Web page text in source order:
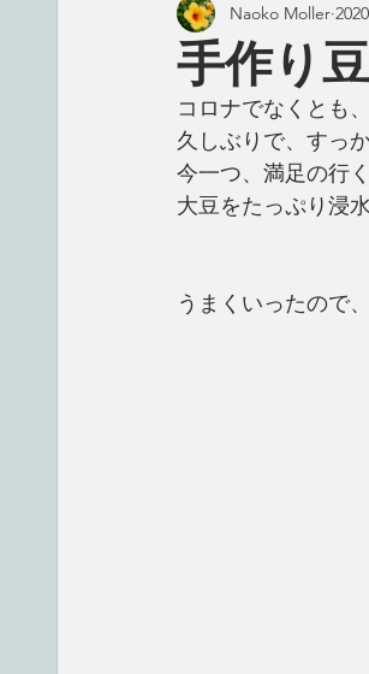
つぶやき 精進
おかず ごは
こころ タレ・
手作り
Naoko Moller
コロナでなくとも
久しぶりで、すっ
今一つ、満足の行
大豆をたっぷり浸
うまくいったので